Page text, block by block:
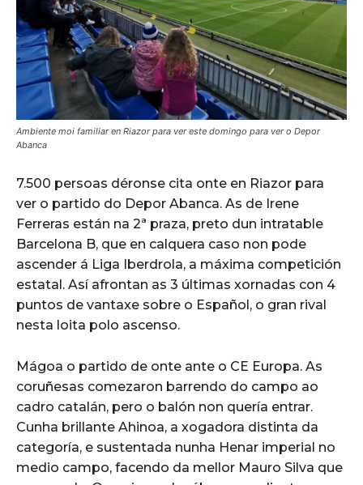
Ambiente moi familiar en Riazor para ver este domingo para ver o Depor
Abanca
7.500 persoas déronse cita onte en Riazor para
ver o partido do Depor Abanca. As de Irene
Ferreras están na 2ª praza, preto dun intratable
Barcelona B, que en calquera caso non pode
ascender á Liga Iberdrola, a máxima competición
estatal. Así afrontan as 3 últimas xornadas con 4
puntos de vantaxe sobre o Español, o gran rival
nesta loita polo ascenso.
Mágoa o partido de onte ante o CE Europa. As
coruñesas comezaron barrendo do campo ao
cadro catalán, pero o balón non quería entrar.
Cunha brillante Ahinoa, a xogadora distinta da
categoría, e sustentada nunha Henar imperial no
medio campo, facendo da mellor Mauro Silva que